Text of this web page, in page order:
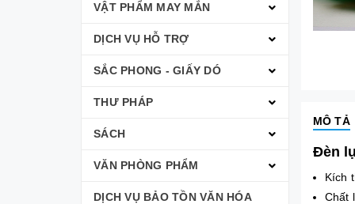
VẬT PHẨM MAY MẮN
DỊCH VỤ HỖ TRỢ
SẮC PHONG - GIẤY DÓ
THƯ PHÁP
SÁCH
VĂN PHÒNG PHẨM
DỊCH VỤ BẢO TỒN VĂN HÓA
MÔ TẢ
Đèn
Kích
Chất